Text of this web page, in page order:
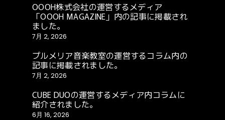
OOOH株式会社の運営するメディア
「OOOH MAGAZINE」内の記事に掲載され
ました。
7月 2, 2026
プルメリア音楽教室の運営するコラム内の
記事に掲載されました。
7月 2, 2026
CUBE DUOの運営するメディア内コラムに
紹介されました。
6月 16, 2026